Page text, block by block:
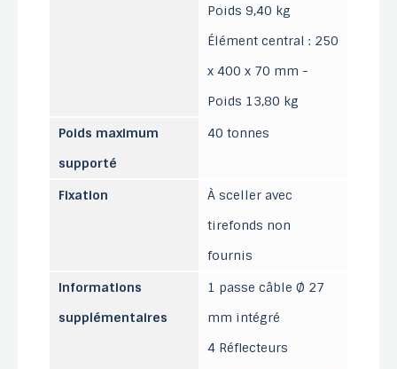
Poids 9,40 kg
Élément central : 250
x 400 x 70 mm -
Poids 13,80 kg
Poids maximum
supporté
40 tonnes
Fixation
À sceller avec
tirefonds non
fournis
Informations
supplémentaires
1 passe câble Ø 27
mm intégré
4 Réflecteurs